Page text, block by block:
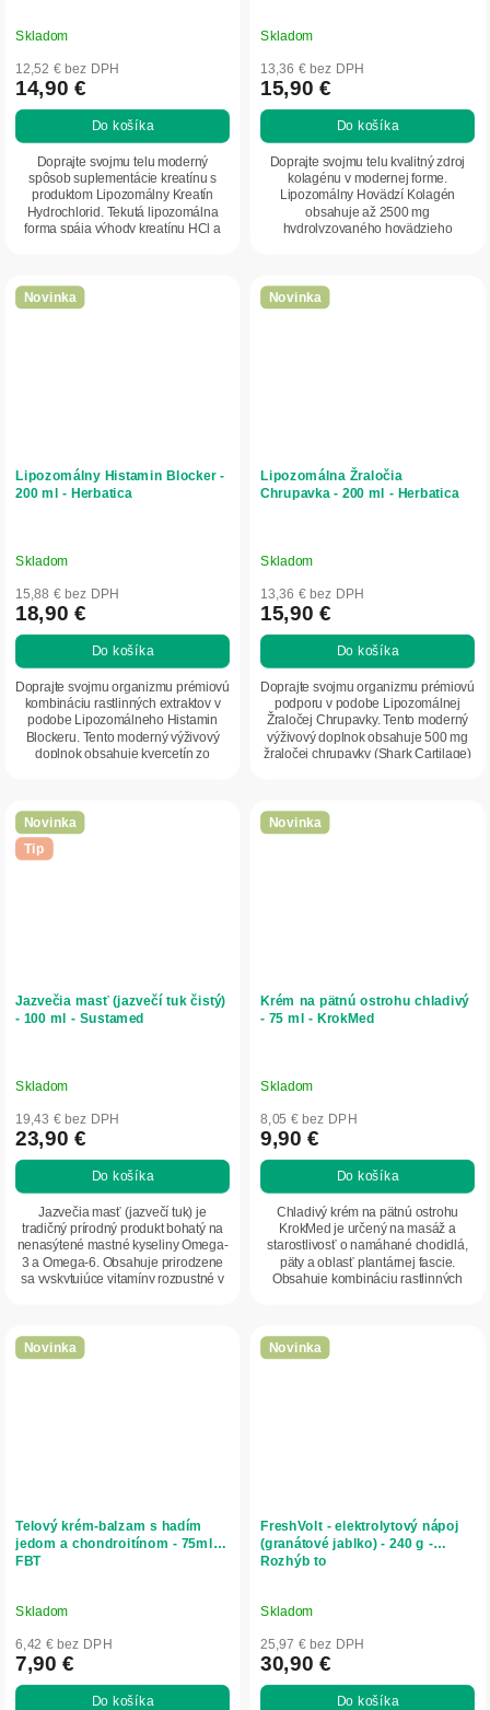
Skladom
12,52 € bez DPH
14,90 €
Do košíka
Doprajte svojmu telu moderný
spôsob suplementácie kreatínu s
produktom Lipozomálny Kreatín
Hydrochlorid. Tekutá lipozomálna
forma spája výhody kreatínu HCl a
Skladom
13,36 € bez DPH
15,90 €
Do košíka
Doprajte svojmu telu kvalitný zdroj
kolagénu v modernej forme.
Lipozomálny Hovädzí Kolagén
obsahuje až 2500 mg
hydrolyzovaného hovädzieho
Novinka
Lipozomálny Histamin Blocker -
200 ml - Herbatica
Skladom
15,88 € bez DPH
18,90 €
Do košíka
Doprajte svojmu organizmu prémiovú
kombináciu rastlinných extraktov v
podobe Lipozomálneho Histamin
Blockeru. Tento moderný výživový
doplnok obsahuje kvercetín zo
Novinka
Lipozomálna Žraločia
Chrupavka - 200 ml - Herbatica
Skladom
13,36 € bez DPH
15,90 €
Do košíka
Doprajte svojmu organizmu prémiovú
podporu v podobe Lipozomálnej
Žraločej Chrupavky. Tento moderný
výživový doplnok obsahuje 500 mg
žraločej chrupavky (Shark Cartilage)
Novinka
Tip
Jazvečia masť (jazvečí tuk čistý)
- 100 ml - Sustamed
Skladom
19,43 € bez DPH
23,90 €
Do košíka
Jazvečia masť (jazvečí tuk) je
tradičný prírodný produkt bohatý na
nenasýtené mastné kyseliny Omega-
3 a Omega-6. Obsahuje prirodzene
sa vyskytujúce vitamíny rozpustné v
Novinka
Krém na pätnú ostrohu chladivý
- 75 ml - KrokMed
Skladom
8,05 € bez DPH
9,90 €
Do košíka
Chladivý krém na pätnú ostrohu
KrokMed je určený na masáž a
starostlivosť o namáhané chodidlá,
päty a oblasť plantárnej fascie.
Obsahuje kombináciu rastlinných
Novinka
Telový krém-balzam s hadím
jedom a chondroitínom - 75ml -
FBT
Skladom
6,42 € bez DPH
7,90 €
Do košíka
Novinka
FreshVolt - elektrolytový nápoj
(granátové jablko) - 240 g -
Rozhýb to
Skladom
25,97 € bez DPH
30,90 €
Do košíka